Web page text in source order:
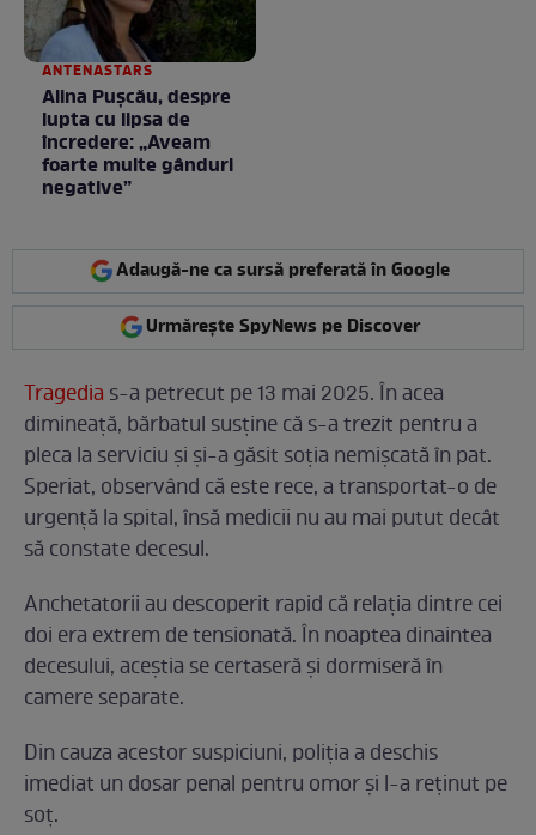
ANTENASTARS
Alina Pușcău, despre
lupta cu lipsa de
încredere: „Aveam
foarte multe gânduri
negative”
Adaugă-ne ca sursă preferată în Google
Urmărește SpyNews pe Discover
Tragedia s-a petrecut pe 13 mai 2025. În acea
dimineață, bărbatul susține că s-a trezit pentru a
pleca la serviciu și și-a găsit soția nemișcată în pat.
Speriat, observând că este rece, a transportat-o de
urgență la spital, însă medicii nu au mai putut decât
să constate decesul.
Anchetatorii au descoperit rapid că relația dintre cei
doi era extrem de tensionată. În noaptea dinaintea
decesului, aceștia se certaseră și dormiseră în
camere separate.
Din cauza acestor suspiciuni, poliția a deschis
imediat un dosar penal pentru omor și l-a reținut pe
soț.